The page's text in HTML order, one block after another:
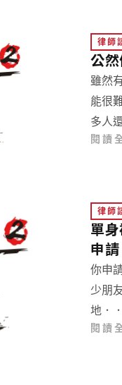
律師
公
雖然
能很
多人
事。
閱讀
律師
單
申請
你申
少朋
地．
否重
閱讀